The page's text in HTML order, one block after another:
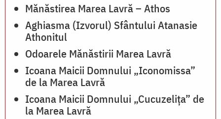
Mănăstirea Marea Lavră – Athos
Aghiasma (Izvorul) Sfântului Atanasie
Athonitul
Odoarele Mănăstirii Marea Lavră
Icoana Maicii Domnului „Iconomissa”
de la Marea Lavră
Icoana Maicii Domnului „Cucuzelița” de
la Marea Lavră